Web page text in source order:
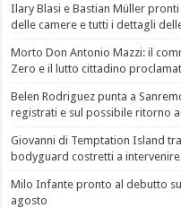
Ilary Blasi e Bastian Müller
delle camere e tutti i dettagli
Morto Don Antonio Mazzi: il
Zero e il lutto cittadino
Belen Rodriguez punta a
registrati e sul possibile ritorno
Giovanni di Temptation Island
bodyguard costretti a
Milo Infante pronto al debutto
agosto